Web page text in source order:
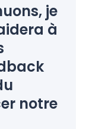
je
à
notre